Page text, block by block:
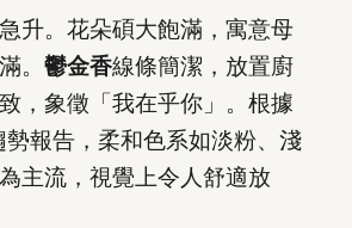
升。花朵碩大飽滿，寓意母
。 鬱金香線條簡潔，放置廚
，象徵「我在乎你」。根據
報告，柔和色系如淡粉、淺
主流，視覺上令人舒適放